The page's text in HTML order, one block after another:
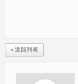
« 返回列表